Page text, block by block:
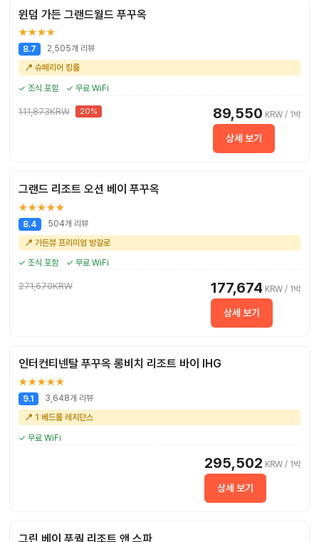
윈덤 가든 그랜드월드 푸꾸옥
★★★★
8.7
2,505개 리뷰
📍 슈페리어 킹룸
✓ 조식 포함 ✓ 무료 WiFi
111,873KRW 20% 89,550 KRW / 1박
상세 보기
그랜드 리조트 오션 베이 푸꾸옥
★★★★★
8.4
504개 리뷰
📍 가든뷰 프리미엄 방갈로
✓ 조식 포함 ✓ 무료 WiFi
271,670KRW 177,674 KRW / 1박
상세 보기
인터컨티넨탈 푸꾸옥 롱비치 리조트 바이 IHG
★★★★★
9.1
3,648개 리뷰
📍 1 베드룸 레지던스
✓ 무료 WiFi
295,502 KRW / 1박
상세 보기
그린 베이 푸쿽 리조트 앤 스파